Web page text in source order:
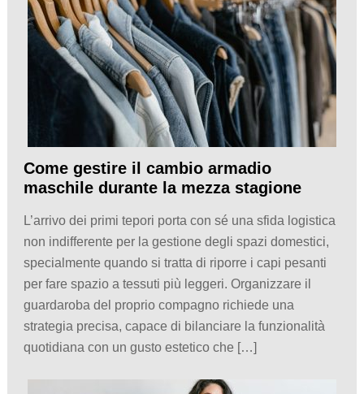
Come gestire il cambio armadio
maschile durante la mezza stagione
L’arrivo dei primi tepori porta con sé una sfida logistica
non indifferente per la gestione degli spazi domestici,
specialmente quando si tratta di riporre i capi pesanti
per fare spazio a tessuti più leggeri. Organizzare il
guardaroba del proprio compagno richiede una
strategia precisa, capace di bilanciare la funzionalità
quotidiana con un gusto estetico che […]